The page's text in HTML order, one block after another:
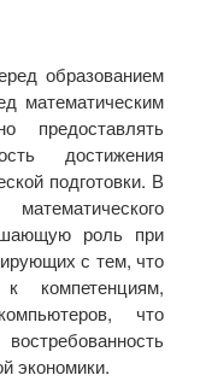
образованием
математическим
предоставлять
достижения
подготовки. В
роль при
с тем, что
компетенциям,
что
экономики.